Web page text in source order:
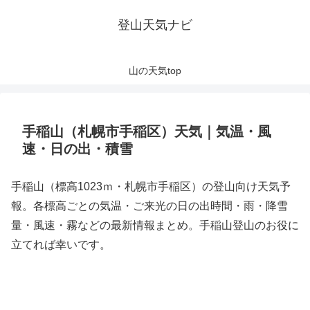
登山天気ナビ
山の天気top
手稲山（札幌市手稲区）天気｜気温・風
速・日の出・積雪
手稲山（標高1023ｍ・札幌市手稲区）の登山向け天気予
報。各標高ごとの気温・ご来光の日の出時間・雨・降雪
量・風速・霧などの最新情報まとめ。手稲山登山のお役に
立てれば幸いです。